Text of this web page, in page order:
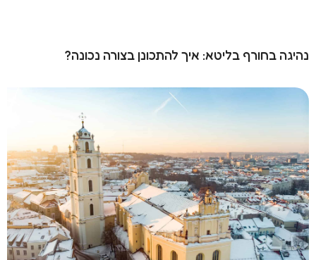
נהיגה בחורף בליטא: איך להתכונן בצורה נכונה?